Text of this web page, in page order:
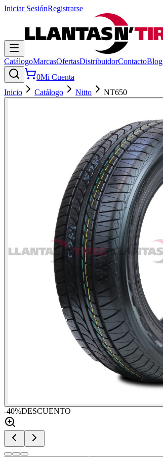
Iniciar SesiónRegistrarse
CatálogoMarcasOfertasDistribuidorContactoBlog
0Mi Cuenta
Inicio
Catálogo Nitto NT650
-40%DESCUENTO